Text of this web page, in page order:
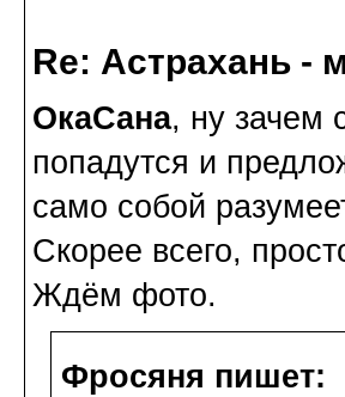
Re: Астрахань -
ОкаСана, ну зачем
попадутся и
само собой
Скорее всего,
Ждём фото.
Фросяня пишет: